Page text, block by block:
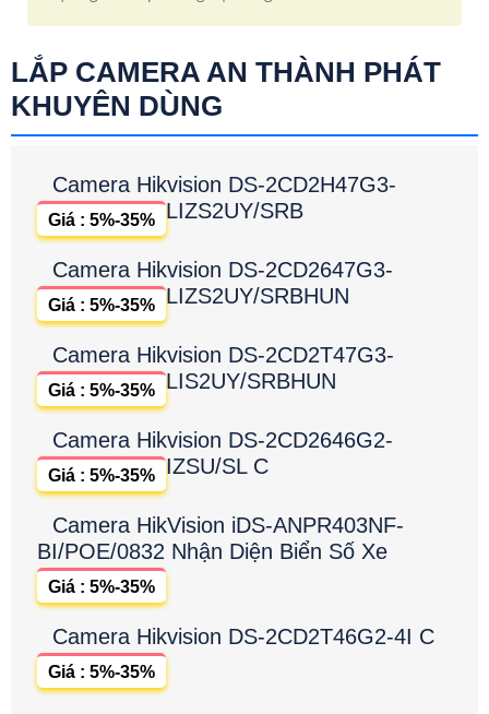
LẮP CAMERA AN THÀNH PHÁT
KHUYÊN DÙNG
Camera Hikvision DS-2CD2H47G3-
LIZS2UY/SRB
Giá : 5%-35%
Camera Hikvision DS-2CD2647G3-
LIZS2UY/SRBHUN
Giá : 5%-35%
Camera Hikvision DS-2CD2T47G3-
LIS2UY/SRBHUN
Giá : 5%-35%
Camera Hikvision DS-2CD2646G2-
IZSU/SL C
Giá : 5%-35%
Camera HikVision iDS-ANPR403NF-
BI/POE/0832 Nhận Diện Biển Số Xe
Giá : 5%-35%
Camera Hikvision DS-2CD2T46G2-4I C
Giá : 5%-35%